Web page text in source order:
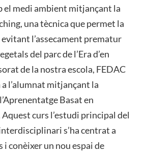
el medi ambient mitjançant la
una tècnica que permet la
l’assecament prematur
del parc de l’Era d’en
de la nostra escola, FEDAC
a l’alumnat mitjançant la
Basat en
curs l’estudi principal del
s’ha centrat a
conèixer un nou espai de